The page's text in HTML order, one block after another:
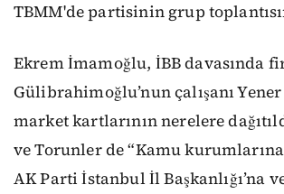
TBMM'de partisinin grup
Ekrem İmamoğlu, İBB davasında
Gülibrahimoğlu’nun çalışanı
market kartlarının nerelere
ve Torunler de “Kamu
AK Parti İstanbul İl Başkanlığı’na